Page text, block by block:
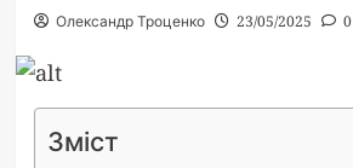
Олександр Троценко 23/05/2025 0
Зміст